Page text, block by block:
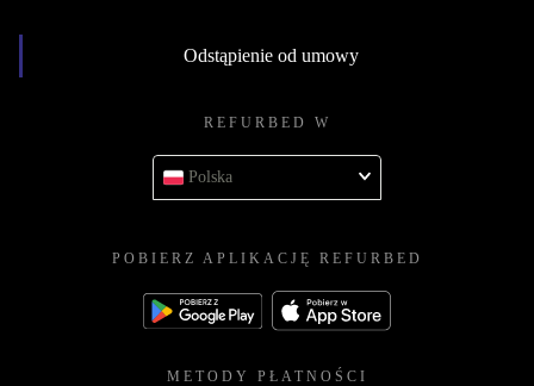
Odstąpienie od umowy
REFURBED W
Polska
POBIERZ APLIKACJĘ REFURBED
METODY PŁATNOŚCI